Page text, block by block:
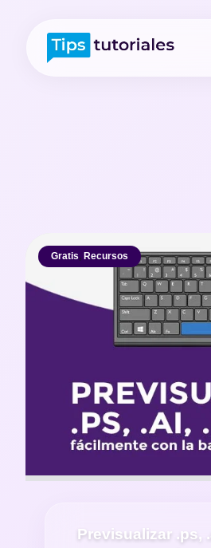
Gratis, Recursos
Previsualizar .ps,